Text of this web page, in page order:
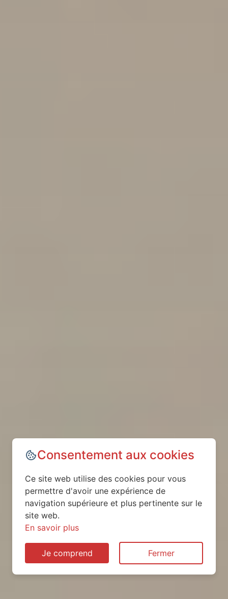
Consentement aux cookies
Ce site web utilise des cookies pour vous
permettre d'avoir une expérience de
navigation supérieure et plus pertinente sur le
site web.
En savoir plus
Je comprend Fermer